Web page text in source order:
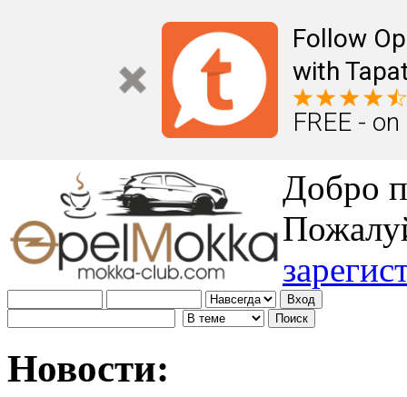
Follow
with
FREE -
Добро
Новости: